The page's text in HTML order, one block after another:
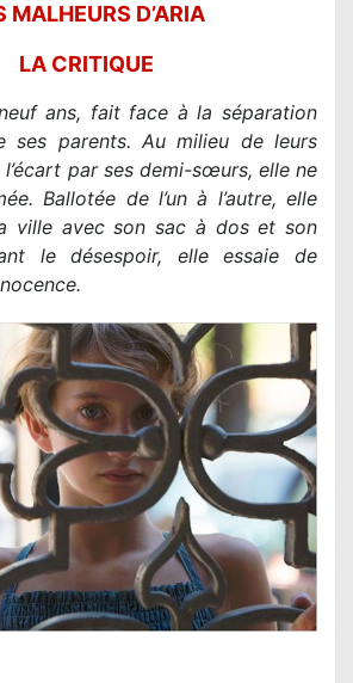
MALHEURS D’ARIA
LA CRITIQUE
ans, fait face à la séparation
ses parents. Au milieu de leurs
par ses demi-sœurs, elle ne
Ballotée de l’un à l’autre, elle
ville avec son sac à dos et son
le désespoir, elle essaie de